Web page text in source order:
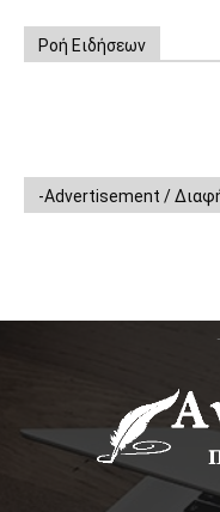
Ροή Ειδήσεων
-Advertisement /